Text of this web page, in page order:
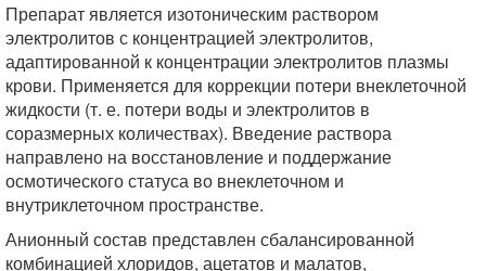
Препарат является изотоническим раствором
электролитов с концентрацией электролитов,
адаптированной к концентрации электролитов плазмы
крови. Применяется для коррекции потери внеклеточной
жидкости (т. е. потери воды и электролитов в
соразмерных количествах). Введение раствора
направлено на восстановление и поддержание
осмотического статуса во внеклеточном и
внутриклеточном пространстве.
Анионный состав представлен сбалансированной
комбинацией хлоридов, ацетатов и малатов,